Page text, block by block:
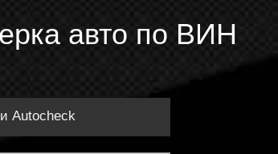
авто по ВИН
Autocheck